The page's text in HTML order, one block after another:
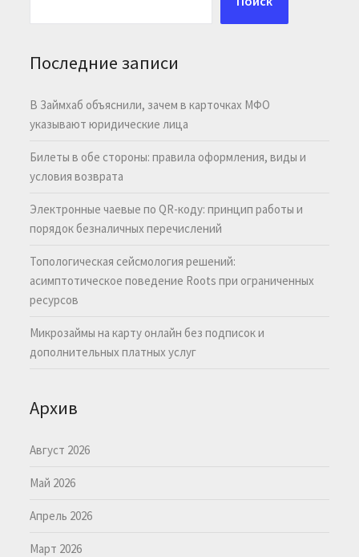
Последние записи
В Займхаб объяснили, зачем в карточках МФО
указывают юридические лица
Билеты в обе стороны: правила оформления, виды и
условия возврата
Электронные чаевые по QR-коду: принцип работы и
порядок безналичных перечислений
Топологическая сейсмология решений:
асимптотическое поведение Roots при ограниченных
ресурсов
Микрозаймы на карту онлайн без подписок и
дополнительных платных услуг
Архив
Август 2026
Май 2026
Апрель 2026
Март 2026